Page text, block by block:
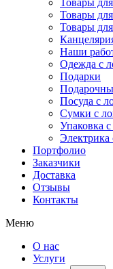
Товары
Товары
Товары
Наши
Одежда с
Подарки
Посуда с
Сумки с
Упаковка
Электрика
Портфолио
Заказчики
Доставка
Отзывы
Контакты
Меню
О нас
Услуги